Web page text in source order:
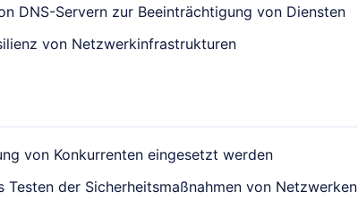
DNS-Servern zur Beeinträchtigung von Diensten
von Netzwerkinfrastrukturen
von Konkurrenten eingesetzt werden
Testen der Sicherheitsmaßnahmen von Netzwerken